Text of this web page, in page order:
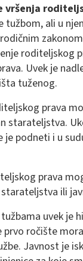
vršenja
tužbom, ali u
roditeljskog
Uvek je
tuženog.
prava
starateljstva.
je podneti i u
prava
ili
uvek je
prvo ročište
Javnost je